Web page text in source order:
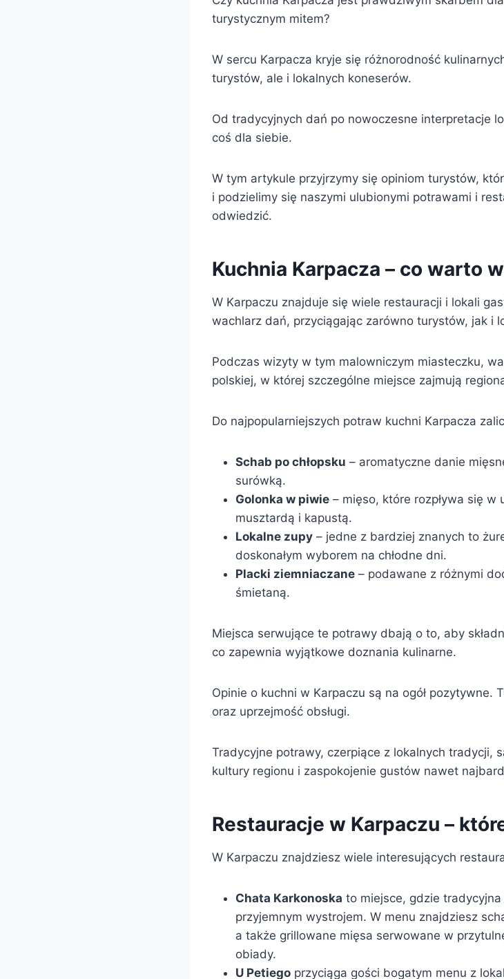
turystycznym mitem?
W sercu Karpacza kryje się różnorodność
turystów, ale i lokalnych koneserów.
Od tradycyjnych dań po nowoczesne interpretacje
coś dla siebie.
W tym artykule przyjrzymy się opiniom turystów,
i podzielimy się naszymi ulubionymi potrawami i
odwiedzić.
Kuchnia Karpacza – co warto
W Karpaczu znajduje się wiele restauracji i lokali
wachlarz dań, przyciągając zarówno turystów, jak i
Podczas wizyty w tym malowniczym miasteczku,
polskiej, w której szczególne miejsce zajmują
Do najpopularniejszych potraw kuchni Karpacza
Schab po chłopsku – aromatyczne danie
surówką.
Golonka w piwie – mięso, które rozpływa się
musztardą i kapustą.
Lokalne zupy – jedne z bardziej znanych to
doskonałym wyborem na chłodne dni.
Placki ziemniaczane – podawane z różnymi
śmietaną.
Miejsca serwujące te potrawy dbają o to, aby
co zapewnia wyjątkowe doznania kulinarne.
Opinie o kuchni w Karpaczu są na ogół pozytywne.
oraz uprzejmość obsługi.
Tradycyjne potrawy, czerpiące z lokalnych tradycji,
kultury regionu i zaspokojenie gustów nawet
Restauracje w Karpaczu –
W Karpaczu znajdziesz wiele interesujących
Chata Karkonoska to miejsce, gdzie
przyjemnym wystrojem. W menu znajdziesz
a także grillowane mięsa serwowane w
obiady.
U Petiego przyciąga gości bogatym menu z